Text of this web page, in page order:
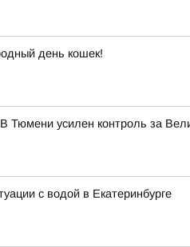
день кошек!
Тюмени усилен контроль за
с водой в Екатеринбурге